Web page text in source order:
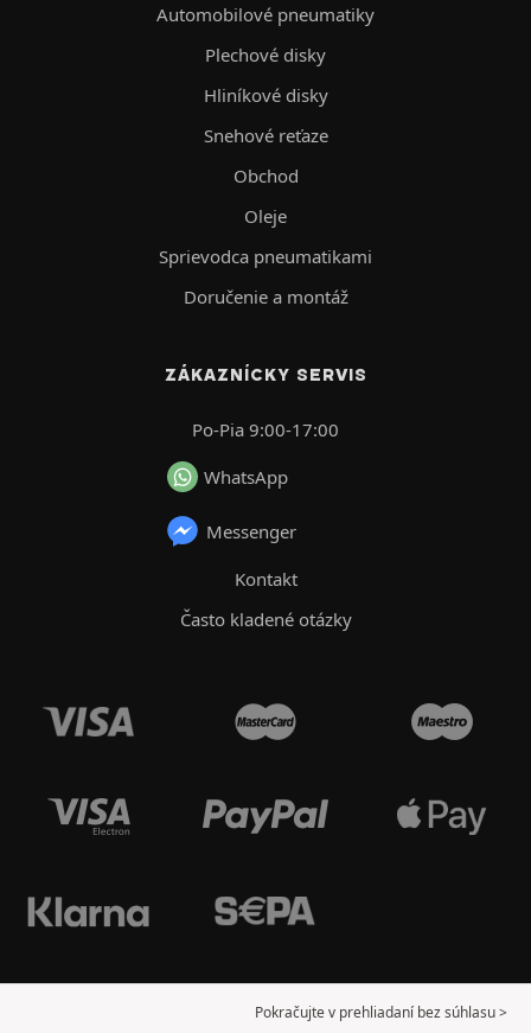
Automobilové pneumatiky
Plechové disky
Hliníkové disky
Snehové reťaze
Obchod
Oleje
Sprievodca pneumatikami
Doručenie a montáž
ZÁKAZNÍCKY SERVIS
Po-Pia 9:00-17:00
WhatsApp
Messenger
Kontakt
Často kladené otázky
Pokračujte v prehliadaní bez súhlasu >